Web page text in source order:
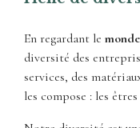
En regardant le
diversité des
services, des
les compose : les